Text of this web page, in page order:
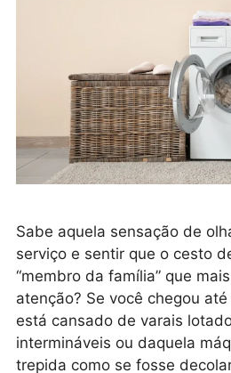
Sabe aquela sensação de
serviço e sentir que o cesto
“membro da família” que
atenção? Se você chegou
está cansado de varais
intermináveis ou daquela
trepida como se fosse